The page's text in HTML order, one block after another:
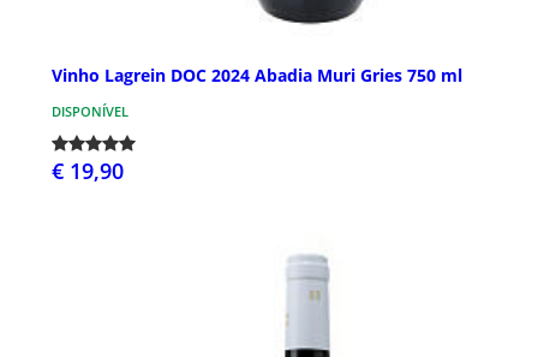
Vinho Lagrein DOC 2024 Abadia Muri Gries 750 ml
DISPONÍVEL
€ 19,90